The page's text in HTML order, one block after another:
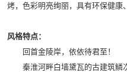
烤，色彩明亮绚丽，具有环保健康
风格特点：
回首金陵岸，依依待君至！
秦淮河畔白墙黛瓦的古建筑鳞